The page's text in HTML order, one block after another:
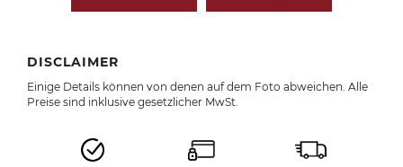
DISCLAIMER
Einige Details können von denen auf dem Foto abweichen. Alle
Preise sind inklusive gesetzlicher MwSt.